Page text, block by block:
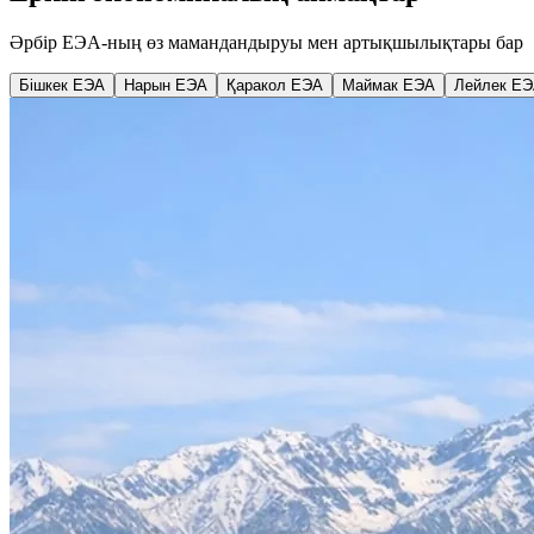
Әрбір ЕЭА-ның өз мамандандыруы мен артықшылықтары бар
Бішкек ЕЭА Нарын ЕЭА Қаракол ЕЭА Маймак ЕЭА Лейлек